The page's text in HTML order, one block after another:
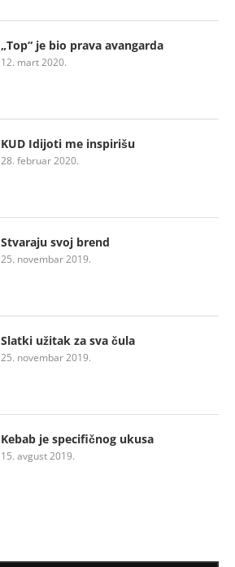
„Top“ je bio prava avangarda
12. mart 2020.
KUD Idijoti me inspirišu
28. februar 2020.
Stvaraju svoj brend
25. novembar 2019.
Slatki užitak za sva čula
25. novembar 2019.
Kebab je specifičnog ukusa
15. avgust 2019.